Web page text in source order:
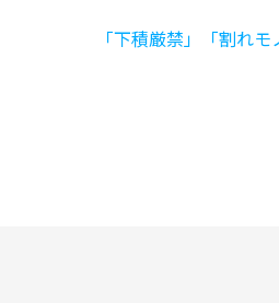
「下積厳禁」「割れ